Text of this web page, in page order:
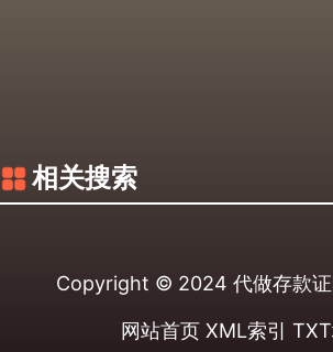
相关搜索
Copyright © 2024 代做存款
网站首页 XML索引